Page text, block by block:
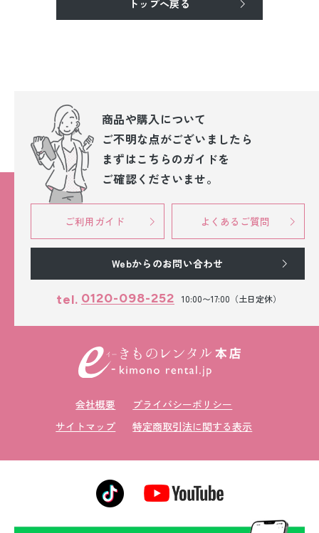
訪問着・付下げレンタル
ベビー着物レンタル
ジュニア着物レンタル
ジュニア洋装レンタル
ベビー洋装レンタル
男性礼装レンタル
色打掛&紋付袴レンタル
小物販売品
トップへ戻る
商品や購入について
ご不明な点がございましたら
まずはこちらのガイドを
ご確認くださいませ。
ご利用ガイド よくあるご質問
Webからのお問い合わせ
tel. 0120-098-252 10:00〜17:00（土日定休）
会社概要
プライバシーポリシー
サイトマップ
特定商取引法に関する表示